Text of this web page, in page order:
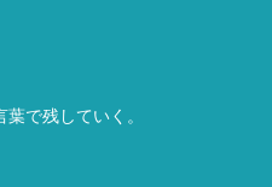
で残していく。